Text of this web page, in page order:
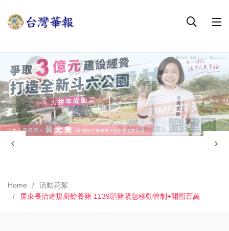
Home
活動花絮
屏東長治違規廚餘養豬 1139頭豬緊急移動管制+開罰百萬